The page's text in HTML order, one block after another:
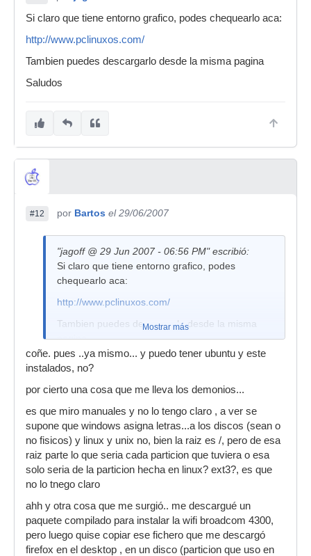
Si claro que tiene entorno grafico, podes chequearlo aca:
http://www.pclinuxos.com/
Tambien puedes descargarlo desde la misma pagina
Saludos
#12 por Bartos el 29/06/2007
"jagoff @ 29 Jun 2007 - 06:56 PM" escribió:
Si claro que tiene entorno grafico, podes
chequearlo aca:
http://www.pclinuxos.com/
Tambien puedes descargarlo desde la misma
pagina
Saludos
Mostrar más
coñe. pues ..ya mismo... y puedo tener ubuntu y este
instalados, no?
por cierto una cosa que me lleva los demonios...
es que miro manuales y no lo tengo claro , a ver se
supone que windows asigna letras...a los discos (sean o
no fisicos) y linux y unix no, bien la raiz es /, pero de esa
raiz parte lo que seria cada particion que tuviera o esa
solo seria de la particion hecha en linux? ext3?, es que
no lo tnego claro
ahh y otra cosa que me surgió.. me descargué un
paquete compilado para instalar la wifi broadcom 4300,
pero luego quise copiar ese fichero que me descargó
firefox en el desktop , en un disco (particion que uso en